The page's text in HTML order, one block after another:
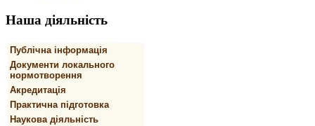
Наша діяльність
Публічна інформація
Документи локального
нормотворення
Акредитація
Практична підготовка
Наукова діяльність